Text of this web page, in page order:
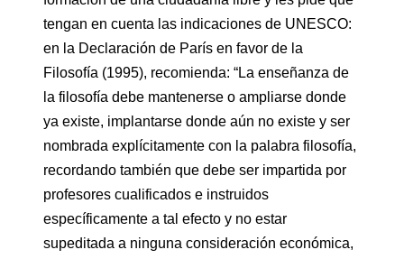
tengan en cuenta las indicaciones de UNESCO:
en la Declaración de París en favor de la
Filosofía (1995), recomienda: “La enseñanza de
la filosofía debe mantenerse o ampliarse donde
ya existe, implantarse donde aún no existe y ser
nombrada explícitamente con la palabra filosofía,
recordando también que debe ser impartida por
profesores cualificados e instruidos
específicamente a tal efecto y no estar
supeditada a ninguna consideración económica,